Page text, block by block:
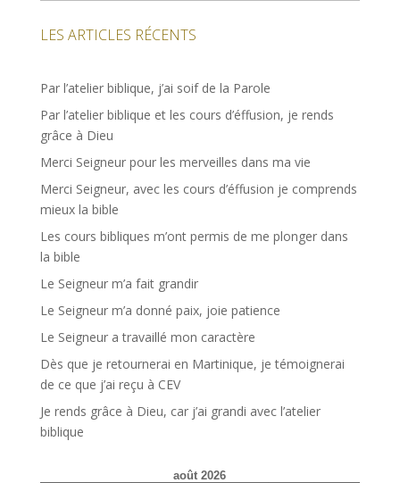
LES ARTICLES RÉCENTS
Par l’atelier biblique, j’ai soif de la Parole
Par l’atelier biblique et les cours d’éffusion, je rends
grâce à Dieu
Merci Seigneur pour les merveilles dans ma vie
Merci Seigneur, avec les cours d’éffusion je comprends
mieux la bible
Les cours bibliques m’ont permis de me plonger dans
la bible
Le Seigneur m’a fait grandir
Le Seigneur m’a donné paix, joie patience
Le Seigneur a travaillé mon caractère
Dès que je retournerai en Martinique, je témoignerai
de ce que j’ai reçu à CEV
Je rends grâce à Dieu, car j’ai grandi avec l’atelier
biblique
août 2026